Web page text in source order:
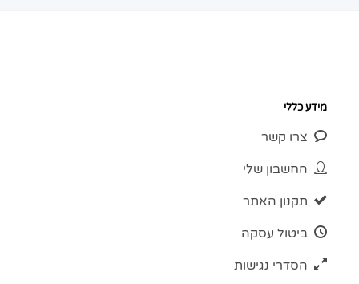
מידע כללי
צרו קשר
החשבון שלי
תקנון האתר
ביטול עסקה
הסדרי נגישות